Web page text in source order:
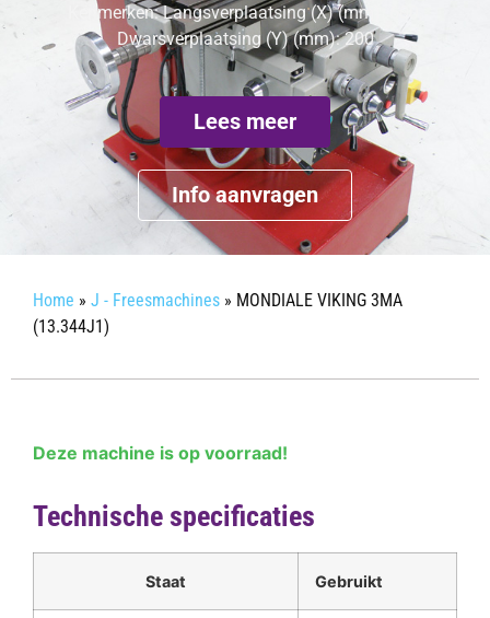
Kenmerken: Langsverplaatsing (X) (mm): 600,
Dwarsverplaatsing (Y) (mm): 200
Lees meer
Info aanvragen
Home » J - Freesmachines » MONDIALE VIKING 3MA
(13.344J1)
Deze machine is op voorraad!
Technische specificaties
Staat Gebruikt